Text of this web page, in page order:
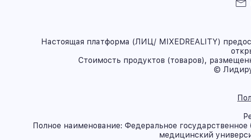
Настоящая платформа (ЛИЦ/ MIXEDREALITY)
Стоимость продуктов (товаров),
©
Полное наименование: Федеральное
медицинский